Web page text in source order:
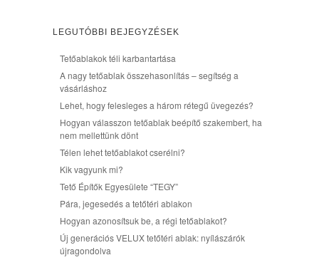
LEGUTÓBBI BEJEGYZÉSEK
Tetőablakok téli karbantartása
A nagy tetőablak összehasonlítás – segítség a
vásárláshoz
Lehet, hogy felesleges a három rétegű üvegezés?
Hogyan válasszon tetőablak beépítő szakembert, ha
nem mellettünk dönt
Télen lehet tetőablakot cserélni?
Kik vagyunk mi?
Tető Építők Egyesülete “TEGY”
Pára, jegesedés a tetőtéri ablakon
Hogyan azonosítsuk be, a régi tetőablakot?
Új generációs VELUX tetőtéri ablak: nyílászárók
újragondolva